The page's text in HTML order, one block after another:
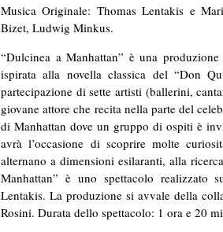
Musica Originale: Thomas Lentakis e
Bizet, Ludwig Minkus.
“Dulcinea a Manhattan” è una
ispirata alla novella classica del “Don
partecipazione di sette artisti (ballerini,
giovane attore che recita nella parte del
di Manhattan dove un gruppo di ospiti è
avrà l’occasione di scoprire molte
alternano a dimensioni esilaranti, alla
Manhattan” è uno spettacolo realizzato
Lentakis. La produzione si avvale della
Rosini. Durata dello spettacolo: 1 ora e 20